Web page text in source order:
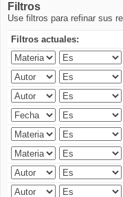
Filtros
Use filtros para refinar sus
Filtros actuales: